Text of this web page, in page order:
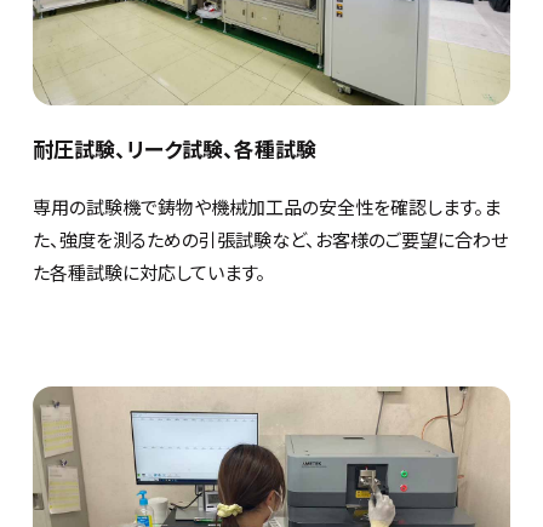
耐圧試験、リーク試験、各種試験
専用の試験機で鋳物や機械加工品の安全性を確認します。ま
た、強度を測るための引張試験など、お客様のご要望に合わせ
た各種試験に対応しています。